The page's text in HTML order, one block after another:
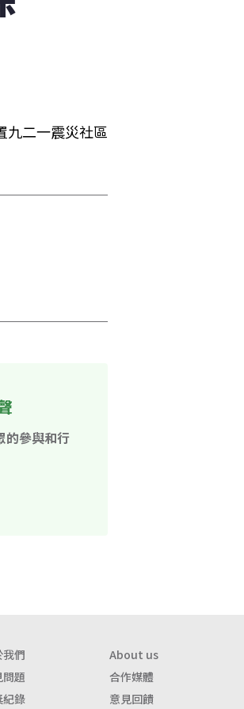
九二一震災社區
的參與和行
我們
About us
問題
合作媒體
紀錄 意見回饋